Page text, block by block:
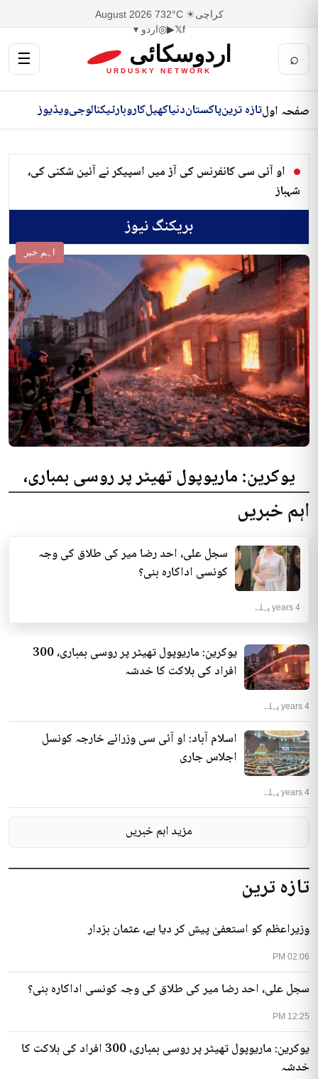
کراچی☀ 32°C
7 August 2026
f
𝕏
▶
◎اردو ▾
⌕ اردوسکائی
URDUSKY NETWORK
☰
صفحہ اولتازہ ترینپاکستاندنیاکھیلکاروبارٹیکنالوجیویڈیوز
او آئی سی کانفرنس کی آڑ میں اسپیکر نے آئین شکنی کی،
شہباز
بریکنگ نیوز
تازہ ترین
02:06 PM
وزیراعظم کو استعفیٰ پیش کر دیا ہے، عثمان بزدار
12:25 PM
سجل علی، احد رضا میر کی طلاق کی وجہ کونسی اداکارہ بنی؟
یوکرین: ماریوپول تھیٹر پر روسی بمباری، 300 افراد کی ہلاکت کا
خدشہ
اہم خبر
یوکرین: ماریوپول تھیٹر پر روسی بمباری،
300 افراد کی ہلاکت کا خدشہ
کا خدشہ ظاہر کیا اور کہا کہ کم...
انٹرنیشنل | 4 years پہلے
اہم خبریں
سجل علی، احد رضا میر کی طلاق کی وجہ
کونسی اداکارہ بنی؟
4 years پہلے
یوکرین: ماریوپول تھیٹر پر روسی بمباری، 300
افراد کی ہلاکت کا خدشہ
4 years پہلے
اسلام آباد: او آئی سی وزرائے خارجہ کونسل
اجلاس جاری
4 years پہلے
مزید اہم خبریں